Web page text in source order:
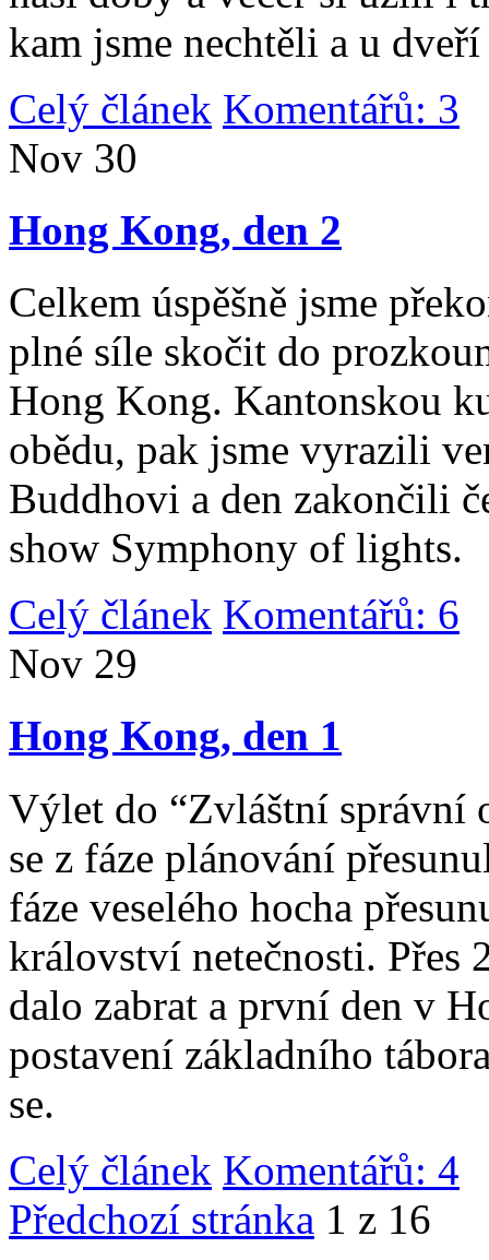
kam jsme nechtěli a u
Celý článek Komentářů: 3
Nov 30
Hong Kong, den 2
Celkem úspěšně jsme
plné síle skočit do
Hong Kong. Kantonskou
obědu, pak jsme vyrazili
Buddhovi a den zakončili
show Symphony of lights.
Celý článek Komentářů: 6
Nov 29
Hong Kong, den 1
Výlet do “Zvláštní správní
se z fáze plánování
fáze veselého hocha
království netečnosti. Přes
dalo zabrat a první den v
postavení základního
se.
Celý článek Komentářů: 4
Předchozí stránka 1 z 16